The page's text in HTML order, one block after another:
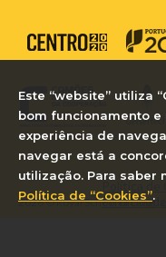
2026 © Royal School ofPrivacidade
Este “website” utiliza
bom funcionamento e
experiência de
navegar está a
utilização. Para saber
Política de “Cookies”.